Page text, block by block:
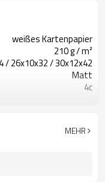
weißes Kartenpapier
210 g / m²
/ 26x10x32 / 30x12x42
Matt
4c
MEHR